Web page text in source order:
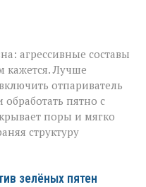
агрессивные составы
кажется. Лучше
отпариватель
пятно с
поры и мягко
структуру
зелёных пятен